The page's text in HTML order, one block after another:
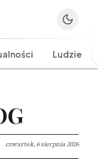
Ludzie
czwartek, 6 sierpnia 2026